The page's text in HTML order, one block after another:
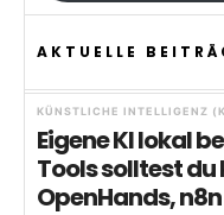
AKTUELLE
KÜNSTLICHE INTELLIGENZ
Eigene KI lokal
Tools solltest du
OpenHands,